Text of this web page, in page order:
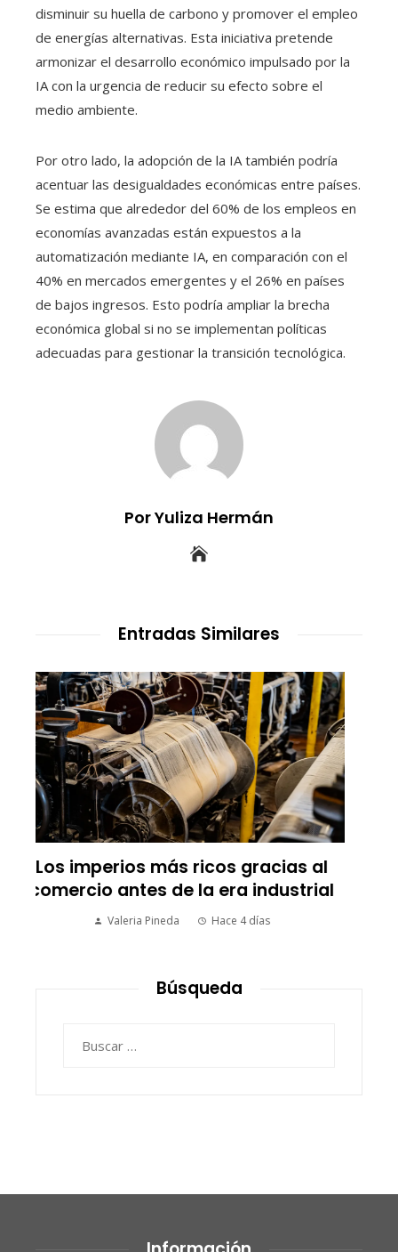
disminuir su huella de carbono y promover el empleo
de energías alternativas. Esta iniciativa pretende
armonizar el desarrollo económico impulsado por la
IA con la urgencia de reducir su efecto sobre el
medio ambiente.
Por otro lado, la adopción de la IA también podría
acentuar las desigualdades económicas entre países.
Se estima que alrededor del 60% de los empleos en
economías avanzadas están expuestos a la
automatización mediante IA, en comparación con el
40% en mercados emergentes y el 26% en países
de bajos ingresos. Esto podría ampliar la brecha
económica global si no se implementan políticas
adecuadas para gestionar la transición tecnológica.
Por Yuliza Hermán
Entradas Similares
Las empresas que alcanzaron los
picos más altos en valor bursátil
histórico
Búsqueda